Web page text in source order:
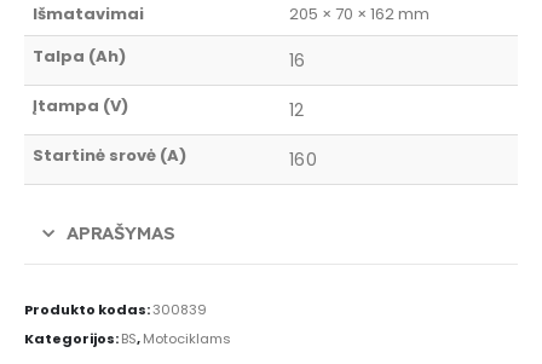
Išmatavimai
205 × 70 × 162 mm
Talpa (Ah)
16
Įtampa (V) 12
Startinė srovė (A) 160
APRAŠYMAS
Produkto kodas:300839
Kategorijos:BS,Motociklams